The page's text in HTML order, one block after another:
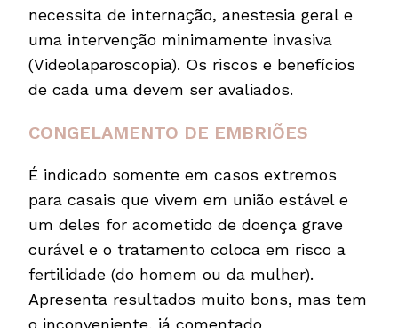
necessita de internação, anestesia geral e
uma intervenção minimamente invasiva
(Videolaparoscopia). Os riscos e benefícios
de cada uma devem ser avaliados.
CONGELAMENTO DE EMBRIÕES
É indicado somente em casos extremos
para casais que vivem em união estável e
um deles for acometido de doença grave
curável e o tratamento coloca em risco a
fertilidade (do homem ou da mulher).
Apresenta resultados muito bons, mas tem
o inconveniente, já comentado